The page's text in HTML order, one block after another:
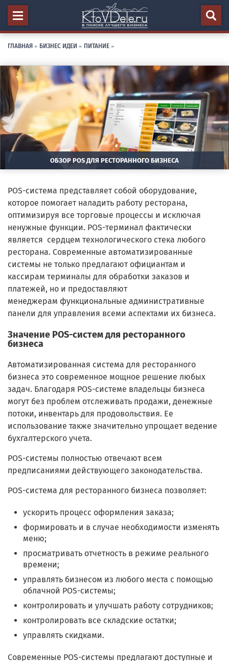
ГЛАВНАЯ » БИЗНЕС ИДЕИ » ПИТАНИЕ »
ОБЗОР POS ДЛЯ РЕСТОРАННОГО БИЗНЕСА
POS-система представляет собой оборудование,
которое помогает наладить работу ресторана,
оптимизируя все торговые процессы и исключая
ненужные функции. POS-терминал фактически
является сердцем технологического стека любого
ресторана. Современные автоматизированные
системы не только предлагают официантам и
кассирам терминалы для обработки заказов и
платежей, но и предоставляют
менеджерам функциональные административные
панели для управления всеми аспектами их бизнеса.
Значение POS-систем для ресторанного
бизнеса
Автоматизированная система для ресторанного
бизнеса это современное мощное решение любых
задач. Благодаря POS-системе владельцы бизнеса
могут без проблем отслеживать продажи, денежные
потоки, инвентарь для продовольствия. Ее
использование также значительно упрощает ведение
бухгалтерского учета.
POS-системы полностью отвечают всем
предписаниями действующего законодательства.
POS-система для ресторанного бизнеса позволяет:
ускорить процесс оформления заказа;
формировать и в случае необходимости изменять
меню;
просматривать отчетность в режиме реального
времени;
управлять бизнесом из любого места с помощью
облачной POS-системы;
контролировать и улучшать работу сотрудников;
контролировать все складские остатки;
управлять скидками.
Современные POS-системы предлагают доступные и